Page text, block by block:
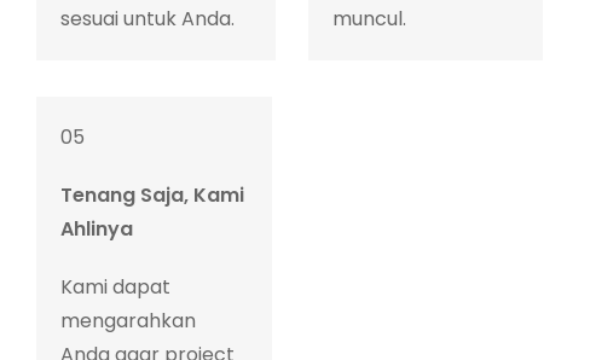
sesuai untuk Anda.
muncul.
05
Tenang Saja, Kami
Ahlinya
Kami dapat
mengarahkan